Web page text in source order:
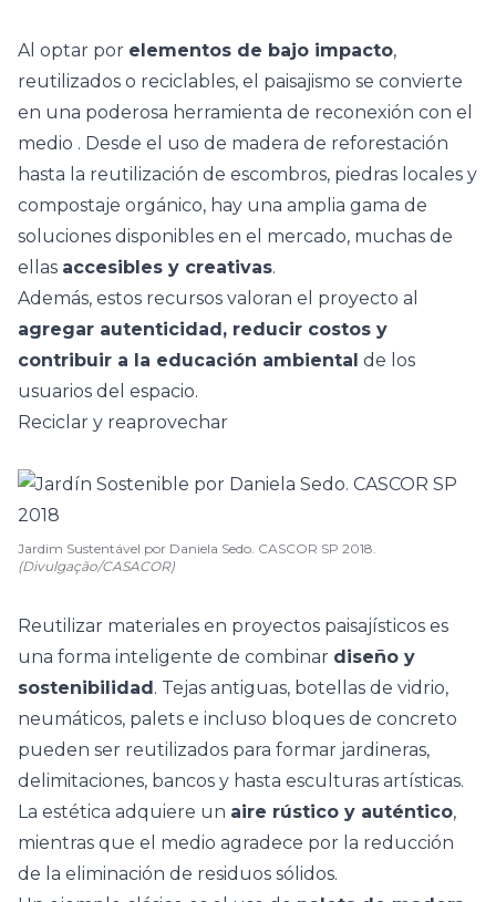
Al optar por elementos de bajo impacto,
reutilizados o reciclables, el paisajismo se convierte
en una poderosa herramienta de reconexión con el
medio . Desde el uso de madera de reforestación
hasta la reutilización de escombros, piedras locales y
compostaje orgánico, hay una amplia gama de
soluciones disponibles en el mercado, muchas de
ellas accesibles y creativas.
Además, estos recursos valoran el proyecto al
agregar autenticidad, reducir costos y
contribuir a la educación ambiental de los
usuarios del espacio.
Reciclar y reaprovechar
Jardim Sustentável por Daniela Sedo. CASCOR SP 2018.
(Divulgação/CASACOR)
Reutilizar materiales en proyectos paisajísticos es
una forma inteligente de combinar diseño y
sostenibilidad. Tejas antiguas, botellas de vidrio,
neumáticos, palets e incluso bloques de concreto
pueden ser reutilizados para formar jardineras,
delimitaciones, bancos y hasta esculturas artísticas.
La estética adquiere un aire rústico y auténtico,
mientras que el medio agradece por la reducción
de la eliminación de residuos sólidos.